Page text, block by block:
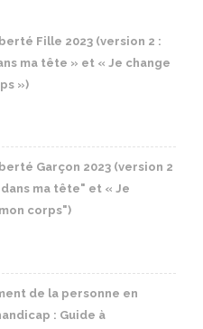
Fille 2023 (version 2 :
ma tête » et « Je change
»)
Garçon 2023 (version 2
ma tête" et « Je
corps")
de la personne en
: Guide à